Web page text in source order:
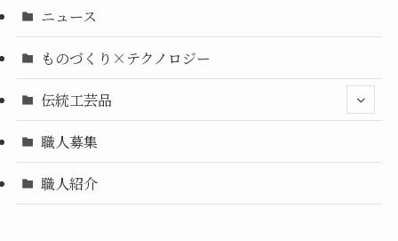
ニュース
ものづくり×テクノロジー
伝統工芸品
職人募集
職人紹介